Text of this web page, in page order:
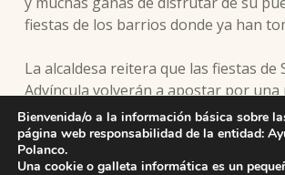
fiestas de los barrios donde ya han
La alcaldesa reitera que las fiestas de
Advíncula volverán a apostar por
participativa, intergeneracional y con
local, que rinde homenaje tanto a las
como al presente vivo y dinámico del
Bienvenida/o a la información básica sobre
página web responsabilidad de la entidad:
Polanco.
Una cookie o galleta informática es un